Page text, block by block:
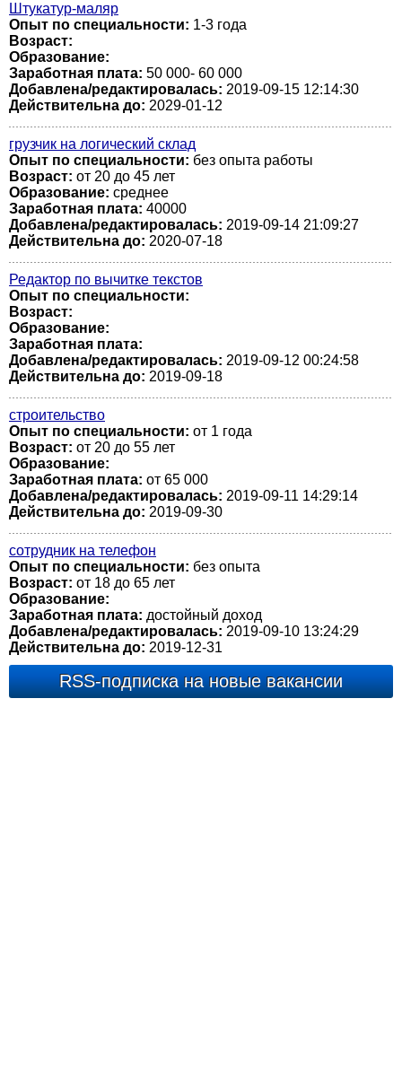
Штукатур-маляр
Опыт по специальности: 1-3 года
Возраст:
Образование:
Заработная плата: 50 000- 60 000
Добавлена/редактировалась: 2019-09-15 12:14:30
Действительна до: 2029-01-12
грузчик на логический склад
Опыт по специальности: без опыта работы
Возраст: от 20 до 45 лет
Образование: среднее
Заработная плата: 40000
Добавлена/редактировалась: 2019-09-14 21:09:27
Действительна до: 2020-07-18
Редактор по вычитке текстов
Опыт по специальности:
Возраст:
Образование:
Заработная плата:
Добавлена/редактировалась: 2019-09-12 00:24:58
Действительна до: 2019-09-18
строительство
Опыт по специальности: от 1 года
Возраст: от 20 до 55 лет
Образование:
Заработная плата: от 65 000
Добавлена/редактировалась: 2019-09-11 14:29:14
Действительна до: 2019-09-30
сотрудник на телефон
Опыт по специальности: без опыта
Возраст: от 18 до 65 лет
Образование:
Заработная плата: достойный доход
Добавлена/редактировалась: 2019-09-10 13:24:29
Действительна до: 2019-12-31
RSS-подписка на новые вакансии